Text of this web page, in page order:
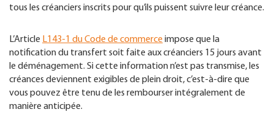
tous les créanciers inscrits pour qu’ils puissent suivre leur créance.
L’Article L143-1 du Code de commerce impose que la
notification du transfert soit faite aux créanciers 15 jours avant
le déménagement. Si cette information n’est pas transmise, les
créances deviennent exigibles de plein droit, c’est-à-dire que
vous pouvez être tenu de les rembourser intégralement de
manière anticipée.